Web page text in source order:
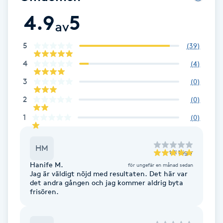
Faceliftmassage
Fet hårbotten
Fettreducering
Fibromassage
4.9av5
5 (39)
4 (4)
3 (0)
2 (0)
1 (0)
HM till Nigar
Hanife M. för ungefär en månad sedan
Jag är väldigt nöjd med resultaten. Det här var
det andra gången och jag kommer aldrig byta
frisören.